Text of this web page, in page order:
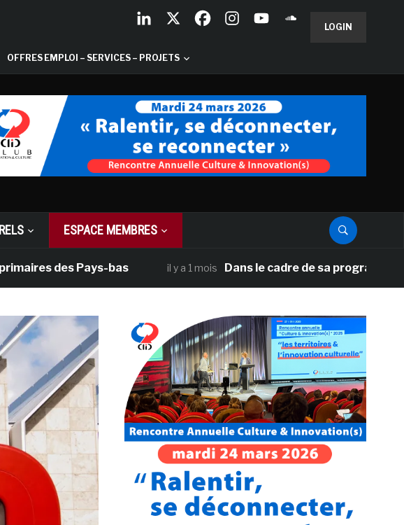
LOGIN
OFFRES EMPLOI – SERVICES – PROJETS
ESPACE MEMBRES
des Pays-bas il y a 1 mois Dans le cadre de sa programmation